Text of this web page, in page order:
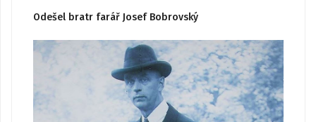
Odešel bratr farář Josef Bobrovský